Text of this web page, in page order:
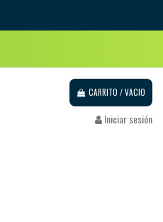
CARRITO /VACIO
Iniciar sesión